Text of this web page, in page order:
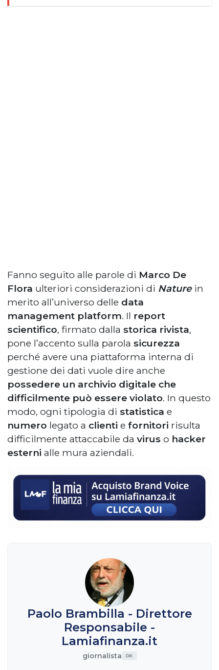
Fanno seguito alle parole di Marco De
Flora ulteriori considerazioni di Naturein
merito all’universo delle data
management platform. Il report
scientifico, firmato dalla storica rivista,
pone l’accento sulla parola sicurezza
perché avere una piattaforma interna di
gestione dei dati vuole dire anche
possedere un archivio digitale che
difficilmente può essere violato. In questo
modo, ogni tipologia di statistica e
numero legato a clienti e fornitori risulta
difficilmente attaccabile da virus o hacker
esterni alle mura aziendali.
Paolo Brambilla - Direttore
Responsabile -
Lamiafinanza.it
giornalista DR.